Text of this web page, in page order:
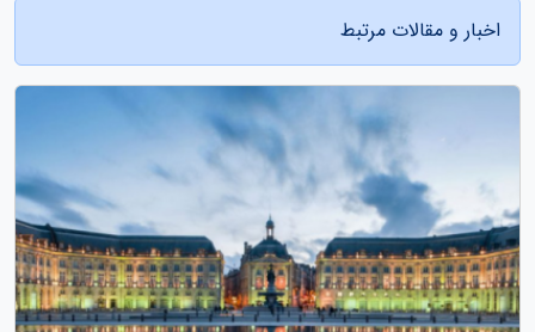
اخبار و مقالات مرتبط